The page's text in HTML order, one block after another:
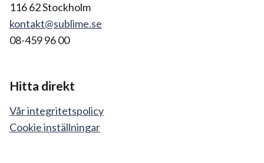
116 62 Stockholm
kontakt@sublime.se
08-459 96 00
Hitta direkt
Vår integritetspolicy
Cookie inställningar